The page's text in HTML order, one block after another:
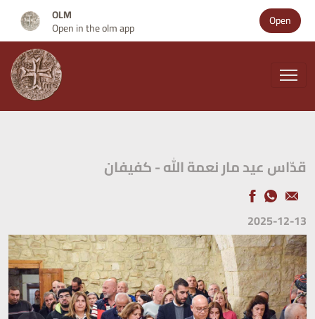
Open
OLM
Open in the olm app
قدّاس عيد مار نعمة الله - كفيفان
2025-12-13